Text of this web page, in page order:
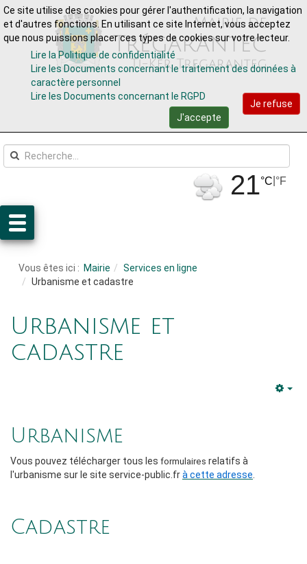
Aller au contenuAller au menu
21°C °F
Vous êtes ici : Mairie
Services en ligne
Urbanisme et cadastre
Urbanisme et
cadastre
Urbanisme
Vous pouvez télécharger tous les formulaires relatifs à
l'urbanisme sur le site service-public.frà cette adresse
Cadastre
Ce site utilise des cookies pour gérer l'authentification, la navigation
et d'autres fonctions. En utilisant ce site Internet, vous acceptez
que nous puissions placer ces types de cookies sur votre lecteur.
Lire la Politique de confidentialité
Lire les Documents concernant le traitement des données à
caractère personnel
Lire les Documents concernant le RGPD
Je refuse
J'accepte